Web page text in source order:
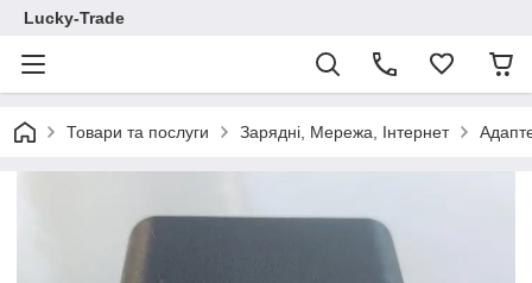
Lucky-Trade
Товари та послуги Зарядні, Мережа, Інтернет